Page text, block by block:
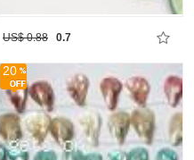
US$ 0.88 0.7
20